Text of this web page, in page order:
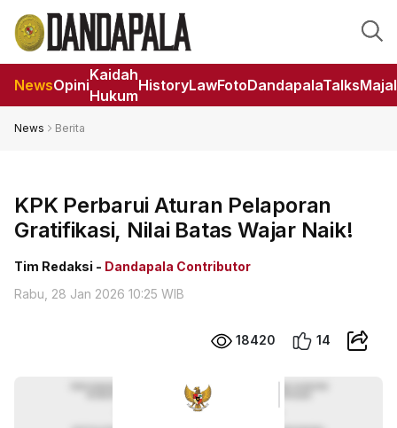
NewsOpini
Kaidah
Hukum
HistoryLawFotoDandapalaTalks
News Berita
KPK Perbarui Aturan Pelaporan
Gratifikasi, Nilai Batas Wajar Naik!
Tim Redaksi - Dandapala Contributor
Rabu, 28 Jan 2026 10:25 WIB
18420 14